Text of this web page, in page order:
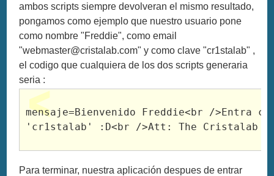
ambos scripts siempre devolveran el mismo resultado,
pongamos como ejemplo que nuestro usuario pone
como nombre "Freddie", como email
"webmaster@cristalab.com" y como clave "cr1stalab" ,
el codigo que cualquiera de los dos scripts generaria
seria :
mensaje=Bienvenido Freddie<br />Entra
'cr1stalab' :D<br />Att: The Cristalab
Para terminar, nuestra aplicación despues de entrar